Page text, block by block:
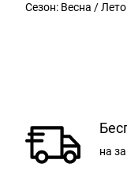
Сезон: Весна / Лето
на